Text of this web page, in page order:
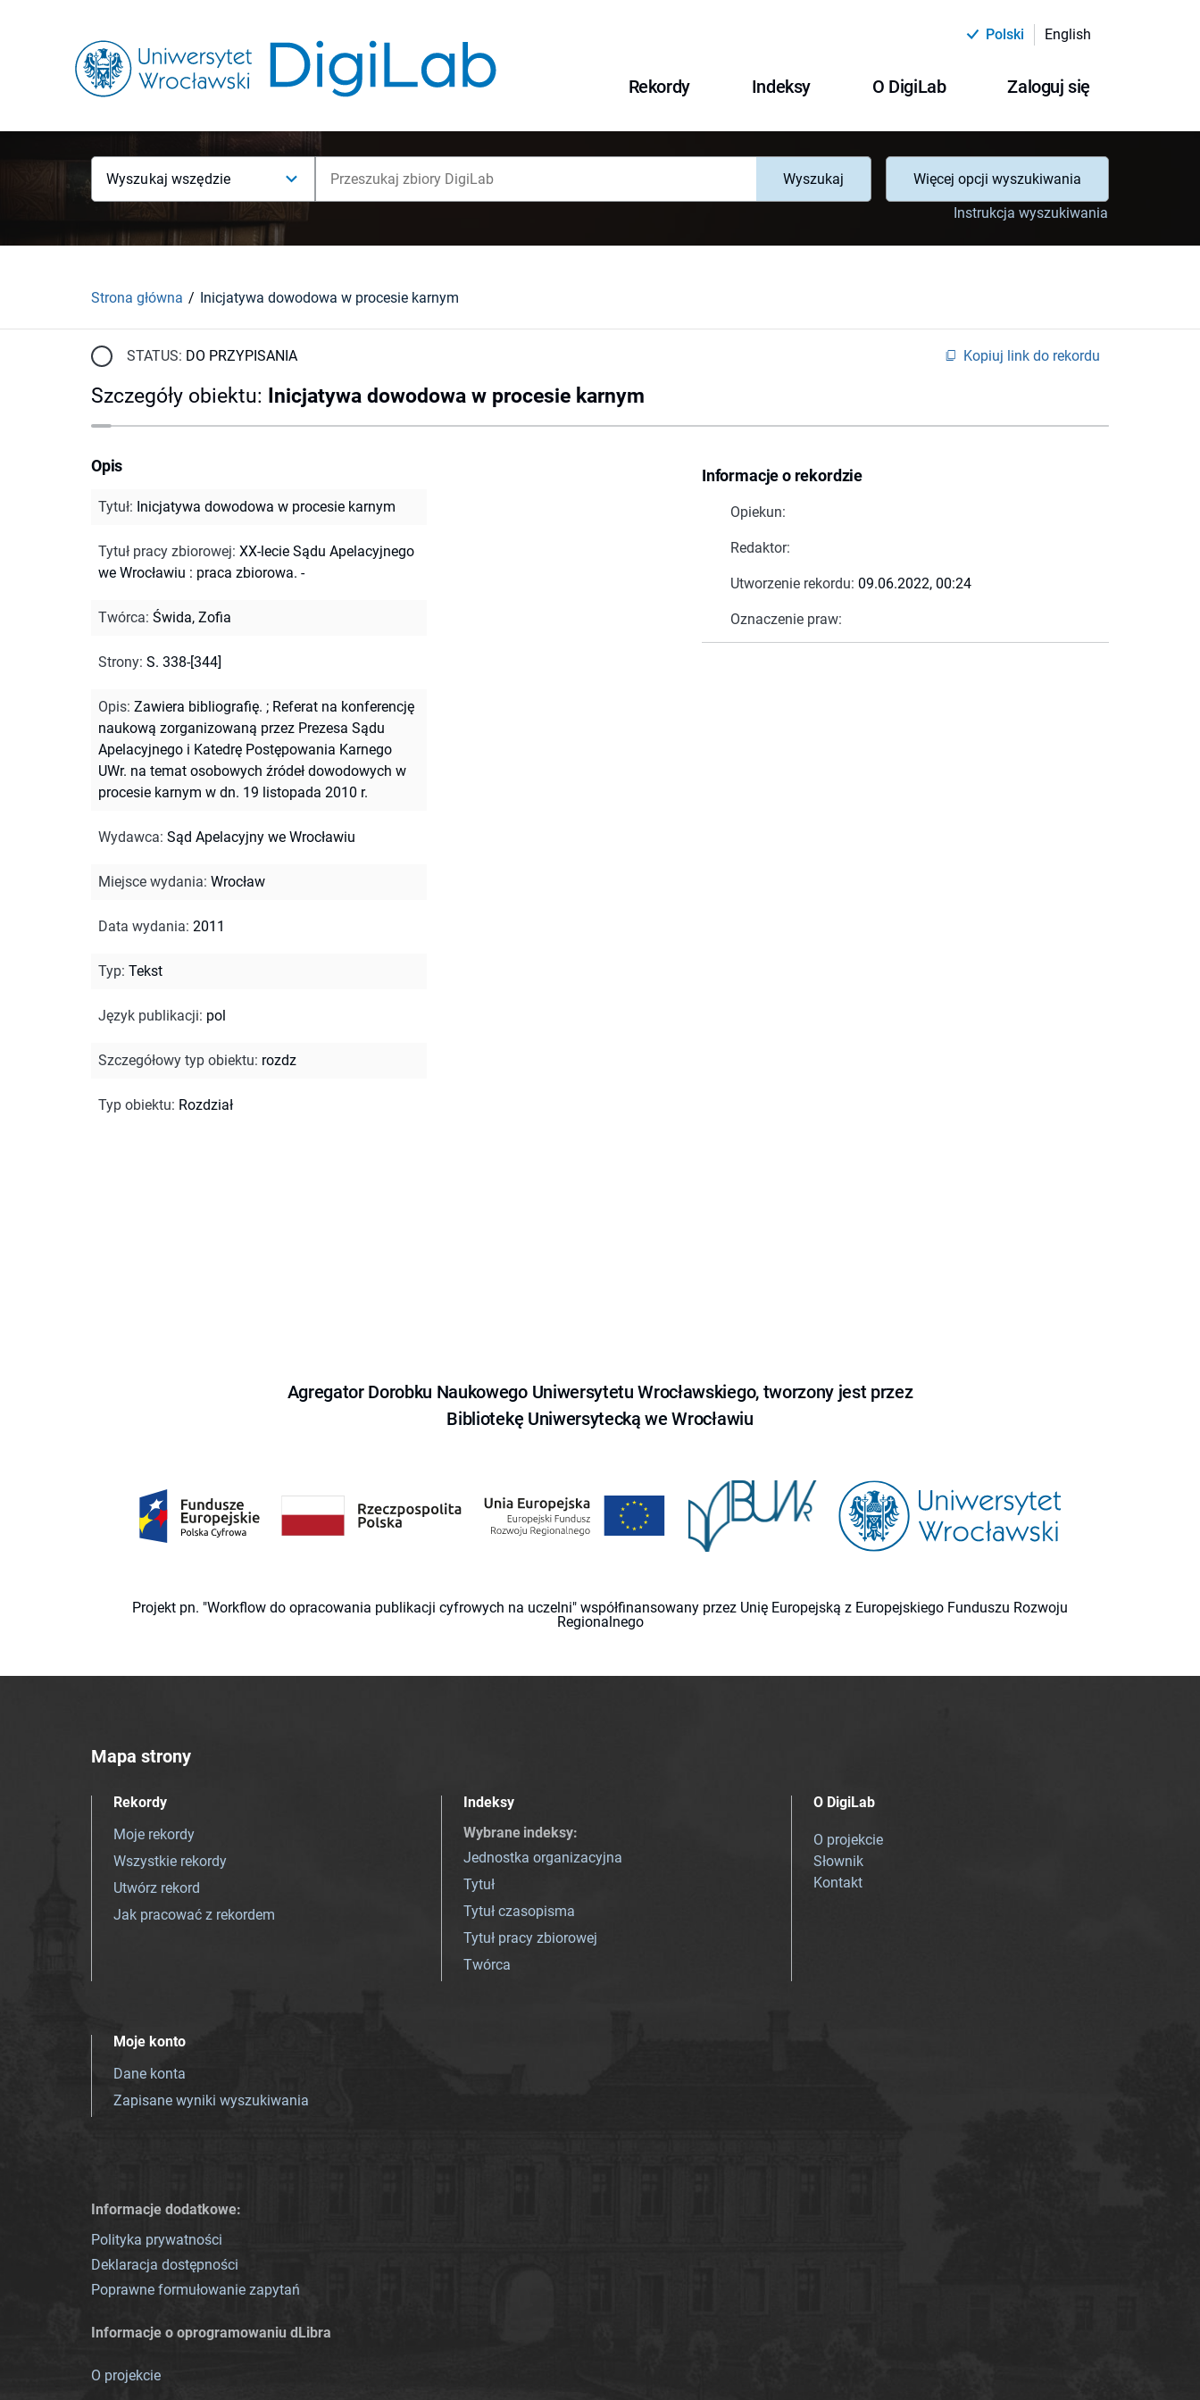
Polski English
Rekordy Indeksy O DigiLab Zaloguj się
Wyszukaj wszędzie Wyszukaj
Więcej opcji wyszukiwania
Instrukcja wyszukiwania
Strona główna Inicjatywa dowodowa w procesie karnym
STATUS: DO PRZYPISANIA Kopiuj link do rekordu
Szczegóły obiektu: Inicjatywa dowodowa w procesie karnym
Informacje o rekordzie
Opiekun:
Redaktor:
Utworzenie rekordu: 09.06.2022, 00:24
Oznaczenie praw:
Opis
Tytuł: Inicjatywa dowodowa w procesie karnym
Tytuł pracy zbiorowej: XX-lecie Sądu Apelacyjnego
we Wrocławiu : praca zbiorowa. -
Twórca: Świda, Zofia
Strony: S. 338-[344]
Opis: Zawiera bibliografię. ; Referat na konferencję
naukową zorganizowaną przez Prezesa Sądu
Apelacyjnego i Katedrę Postępowania Karnego
UWr. na temat osobowych źródeł dowodowych w
procesie karnym w dn. 19 listopada 2010 r.
Wydawca: Sąd Apelacyjny we Wrocławiu
Miejsce wydania: Wrocław
Data wydania: 2011
Typ: Tekst
Język publikacji: pol
Szczegółowy typ obiektu: rozdz
Typ obiektu: Rozdział
Agregator Dorobku Naukowego Uniwersytetu Wrocławskiego, tworzony jest przez
Bibliotekę Uniwersytecką we Wrocławiu
Projekt pn. "Workflow do opracowania publikacji cyfrowych na uczelni" współfinansowany przez Unię Europejską z Europejskiego Funduszu Rozwoju
Regionalnego
Mapa strony
Rekordy
Moje rekordy
Wszystkie rekordy
Utwórz rekord
Jak pracować z rekordem
Indeksy
Wybrane indeksy:
Jednostka organizacyjna
Tytuł
Tytuł czasopisma
Tytuł pracy zbiorowej
Twórca
O DigiLab
O projekcie
Słownik
Kontakt
Moje konto
Dane konta
Zapisane wyniki wyszukiwania
Informacje dodatkowe:
Polityka prywatności
Deklaracja dostępności
Poprawne formułowanie zapytań
Informacje o oprogramowaniu dLibra
O projekcie